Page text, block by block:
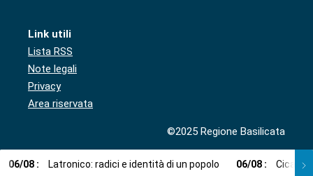
Link utili
Lista RSS
Note legali
Privacy
Area riservata
©2025 Regione Basilicata
06/08 : Latronico: radici e identità di un popolo 06/08 : Cicala: